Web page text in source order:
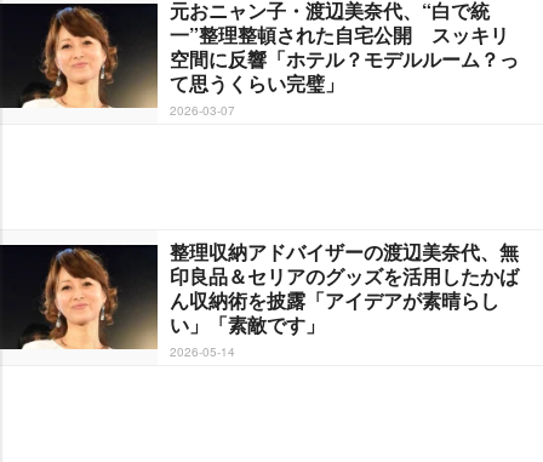
元おニャン子・渡辺美奈代、“白で統
一”整理整頓された自宅公開 スッキリ
空間に反響「ホテル？モデルルーム？っ
て思うくらい完璧」
2026-03-07
整理収納アドバイザーの渡辺美奈代、無
印良品＆セリアのグッズを活用したかば
ん収納術を披露「アイデアが素晴らし
い」「素敵です」
2026-05-14